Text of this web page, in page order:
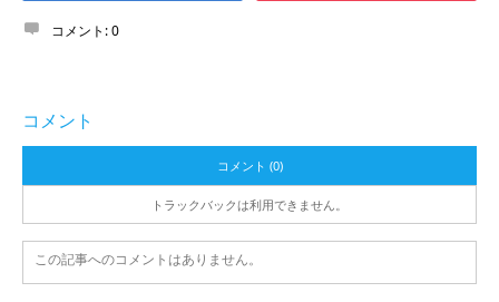
コメント:0
コメント
コメント (0)
トラックバックは利用できません。
この記事へのコメントはありません。